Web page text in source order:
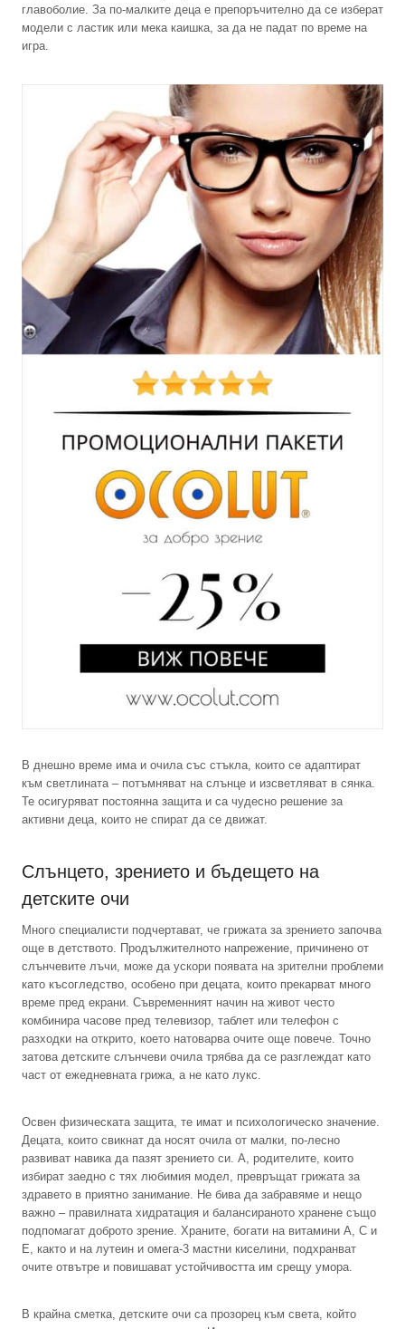
главоболие. За по-малките деца е препоръчително да се изберат
модели с ластик или мека каишка, за да не падат по време на
игра.
В днешно време има и очила със стъкла, които се адаптират
към светлината – потъмняват на слънце и изсветляват в сянка.
Те осигуряват постоянна защита и са чудесно решение за
активни деца, които не спират да се движат.
Слънцето, зрението и бъдещето на
детските очи
Много специалисти подчертават, че грижата за зрението започва
още в детството. Продължителното напрежение, причинено от
слънчевите лъчи, може да ускори появата на зрителни проблеми
като късогледство, особено при децата, които прекарват много
време пред екрани. Съвременният начин на живот често
комбинира часове пред телевизор, таблет или телефон с
разходки на открито, което натоварва очите още повече. Точно
затова детските слънчеви очила трябва да се разглеждат като
част от ежедневната грижа, а не като лукс.
Освен физическата защита, те имат и психологическо значение.
Децата, които свикнат да носят очила от малки, по-лесно
развиват навика да пазят зрението си. А, родителите, които
избират заедно с тях любимия модел, превръщат грижата за
здравето в приятно занимание. Не бива да забравяме и нещо
важно – правилната хидратация и балансираното хранене също
подпомагат доброто зрение. Храните, богати на витамини A, C и
E, както и на лутеин и омега-3 мастни киселини, подхранват
очите отвътре и повишават устойчивостта им срещу умора.
В крайна сметка, детските очи са прозорец към света, който